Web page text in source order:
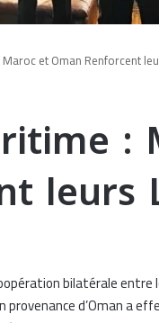
et Oman Renforcent
:
leurs
bilatérale entre
d’Oman a